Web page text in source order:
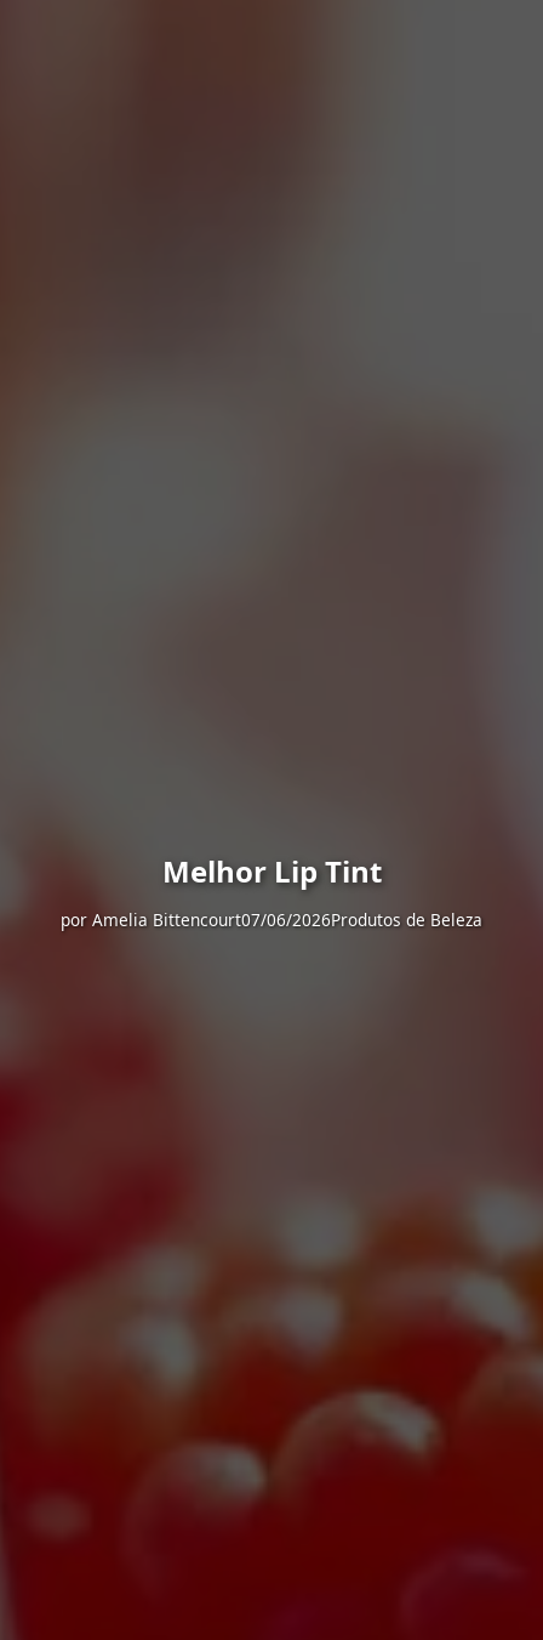
Melhor Lip Tint
por Amelia Bittencourt07/06/2026Produtos de Beleza